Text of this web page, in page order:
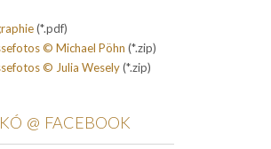
(*.pdf)
© Michael Pöhn (*.zip)
© Julia Wesely(*.zip)
@ FACEBOOK